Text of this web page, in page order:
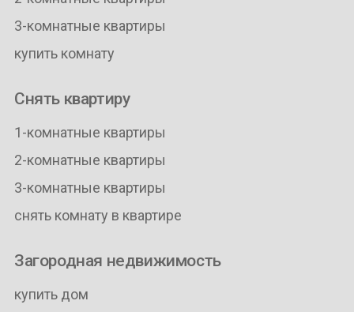
3-комнатные квартиры
купить комнату
Снять квартиру
1-комнатные квартиры
2-комнатные квартиры
3-комнатные квартиры
снять комнату в квартире
Загородная недвижимость
купить дом